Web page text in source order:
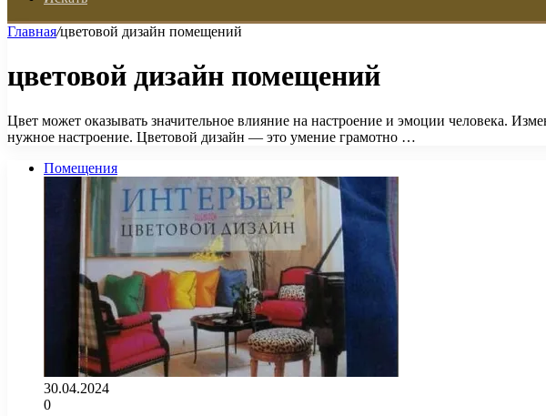
Главная/цветовой дизайн помещений
цветовой дизайн помещений
Цвет может оказывать значительное влияние на настроение и эмоции человека.
нужное настроение. Цветовой дизайн — это умение грамотно …
Помещения
30.04.2024
0